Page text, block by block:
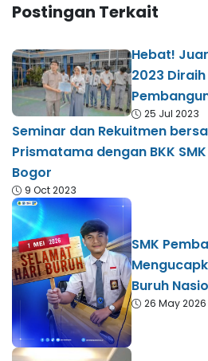
Postingan Terkait
Hebat!
2023 Diraih
25 Jul 2023
Seminar dan Rekuitmen
Prismatama dengan BKK
Bogor
9 Oct 2023
SMK
Buruh
26 May 2026